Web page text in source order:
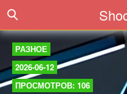
РАЗНОЕ
2026-06-12
ПРОСМОТРОВ: 106